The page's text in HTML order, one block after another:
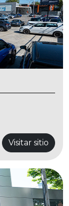
Visitar sitio